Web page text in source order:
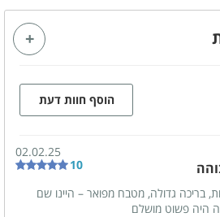
משפחות
ימי כיף
הצעות נישואין
הוסף חוות דעת
02.02.25
10
בריכה גדולה, מטבח מפואר – היינו שם
היה פשוט מושלם